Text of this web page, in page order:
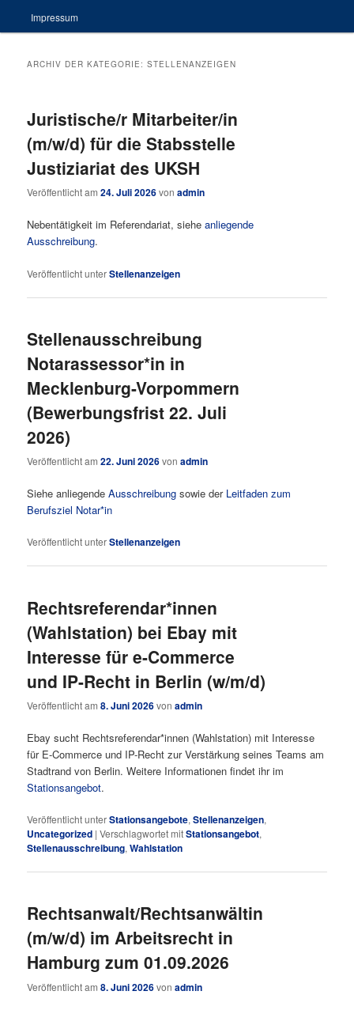
Impressum
ARCHIV DER KATEGORIE:STELLENANZEIGEN
Juristische/r Mitarbeiter/in
(m/w/d) für die Stabsstelle
Justiziariat des UKSH
Veröffentlicht am24. Juli 2026vonadmin
Nebentätigkeit im Referendariat, sieheanliegende
Ausschreibung.
Veröffentlicht unterStellenanzeigen
Stellenausschreibung
Notarassessor*in in
Mecklenburg-Vorpommern
(Bewerbungsfrist 22. Juli
2026)
Veröffentlicht am22. Juni 2026vonadmin
Siehe anliegendeAusschreibung sowie der Leitfaden zum
Berufsziel Notar*in
Veröffentlicht unterStellenanzeigen
Rechtsreferendar*innen
(Wahlstation) bei Ebay mit
Interesse für e-Commerce
und IP-Recht in Berlin (w/m/d)
Veröffentlicht am8. Juni 2026vonadmin
Ebay sucht Rechtsreferendar*innen (Wahlstation) mit Interesse
für E-Commerce und IP-Recht zur Verstärkung seines Teams am
Stadtrand von Berlin. Weitere Informationen findet ihr im
Stationsangebot.
Veröffentlicht unterStationsangebote,Stellenanzeigen,
Uncategorized |Verschlagwortet mitStationsangebot,
Stellenausschreibung,Wahlstation
Rechtsanwalt/Rechtsanwältin
(m/w/d) im Arbeitsrecht in
Hamburg zum 01.09.2026
Veröffentlicht am8. Juni 2026vonadmin